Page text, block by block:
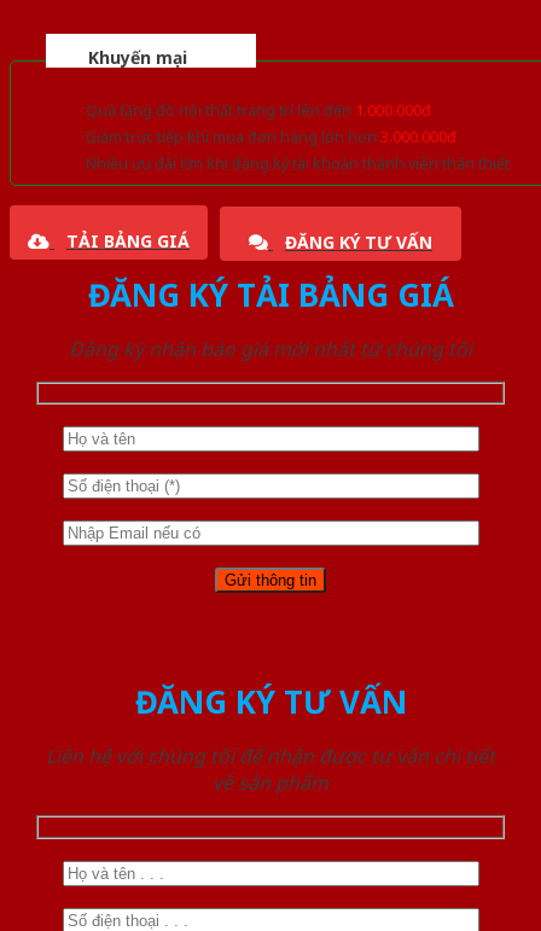
Khuyến mại
Quà tặng đồ nội thất trang trí lên đến 1.000.000đ
Giảm trực tiếp khi mua đơn hàng lớn hơn 3.000.000đ
Nhiều ưu đãi lớn khi đăng ký tài khoản thành viên thân thiết
TẢI BẢNG GIÁ ĐĂNG KÝ TƯ VẤN
ĐĂNG KÝ TẢI BẢNG GIÁ
Đăng ký nhận báo giá mới nhất từ chúng tôi
ĐĂNG KÝ TƯ VẤN
Liên hệ với chúng tôi để nhận được tư vấn chi tiết
về sản phẩm